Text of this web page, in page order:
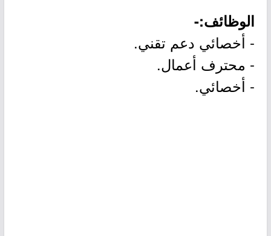
الوظائف:-
- أخصائي دعم تقني.
- محترف أعمال.
- أخصائي.